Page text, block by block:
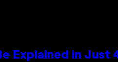
Explained in Just